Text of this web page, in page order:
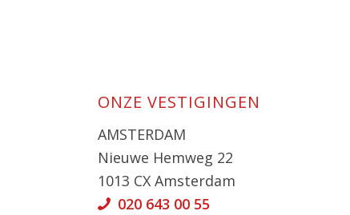
ONZE VESTIGINGEN
AMSTERDAM
Nieuwe Hemweg 22
1013 CX Amsterdam
020 643 00 55